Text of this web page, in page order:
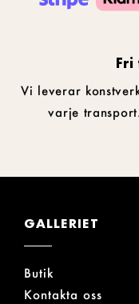
Fri
Vi leverar
varje
GALLERIET
Butik
Kontakta oss